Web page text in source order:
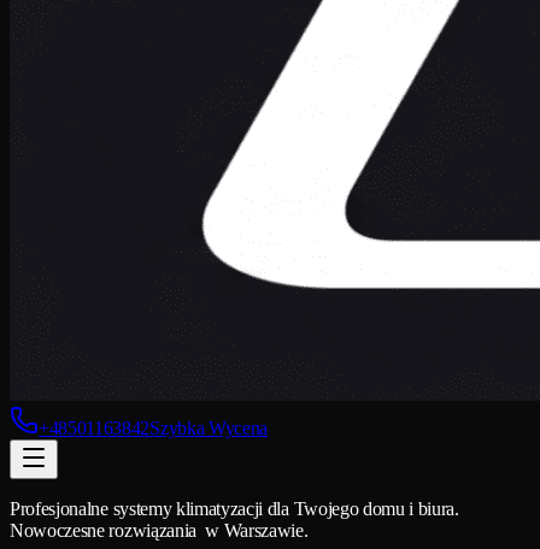
+48501163842Szybka Wycena
Profesjonalne systemy klimatyzacji dla Twojego domu i biura.
Nowoczesne rozwiązania w Warszawie.